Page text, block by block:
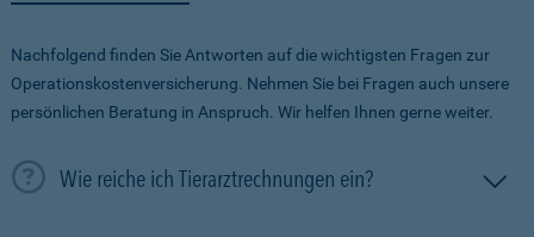
Nachfolgend finden Sie Antworten auf die wichtigsten Fragen zur
Operationskostenversicherung. Nehmen Sie bei Fragen auch unsere
persönlichen Beratung in Anspruch. Wir helfen Ihnen gerne weiter.
Wie reiche ich Tierarztrechnungen ein?